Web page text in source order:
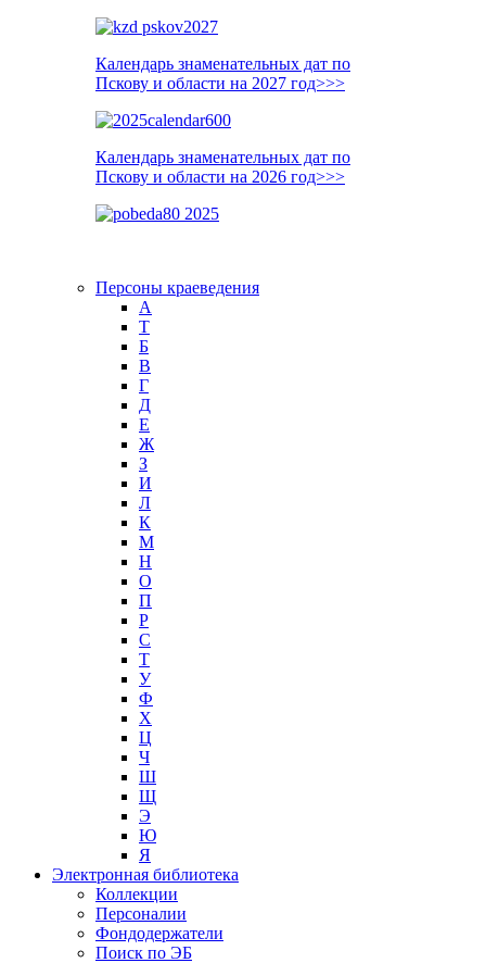
Календарь знаменательных дат по
Пскову и области на 2027 год>>>
Календарь знаменательных дат по
Пскову и области на 2026 год>>>
Персоны краеведения
А
T
Б
В
Г
Д
Е
Ж
З
И
Л
К
М
Н
О
П
Р
С
Т
У
Ф
Х
Ц
Ч
Ш
Щ
Э
Ю
Я
Электронная библиотека
Коллекции
Персоналии
Фондодержатели
Поиск по ЭБ